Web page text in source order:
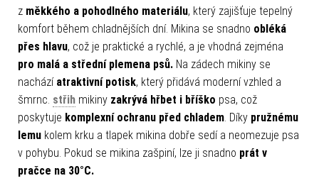
z měkkého a pohodlného materiálu, který zajišťuje tepelný
komfort během chladnějších dní. Mikina se snadno obléká
přes hlavu, což je praktické a rychlé, a je vhodná zejména
pro malá a střední plemena psů. Na zádech mikiny se
nachází atraktivní potisk, který přidává moderní vzhled a
šmrnc. střih mikiny zakrývá hřbet i bříško psa, což
poskytuje komplexní ochranu před chladem . Díky pružnému
lemu kolem krku a tlapek mikina dobře sedí a neomezuje psa
v pohybu. Pokud se mikina zašpiní, lze ji snadno prát v
pračce na 30°C.